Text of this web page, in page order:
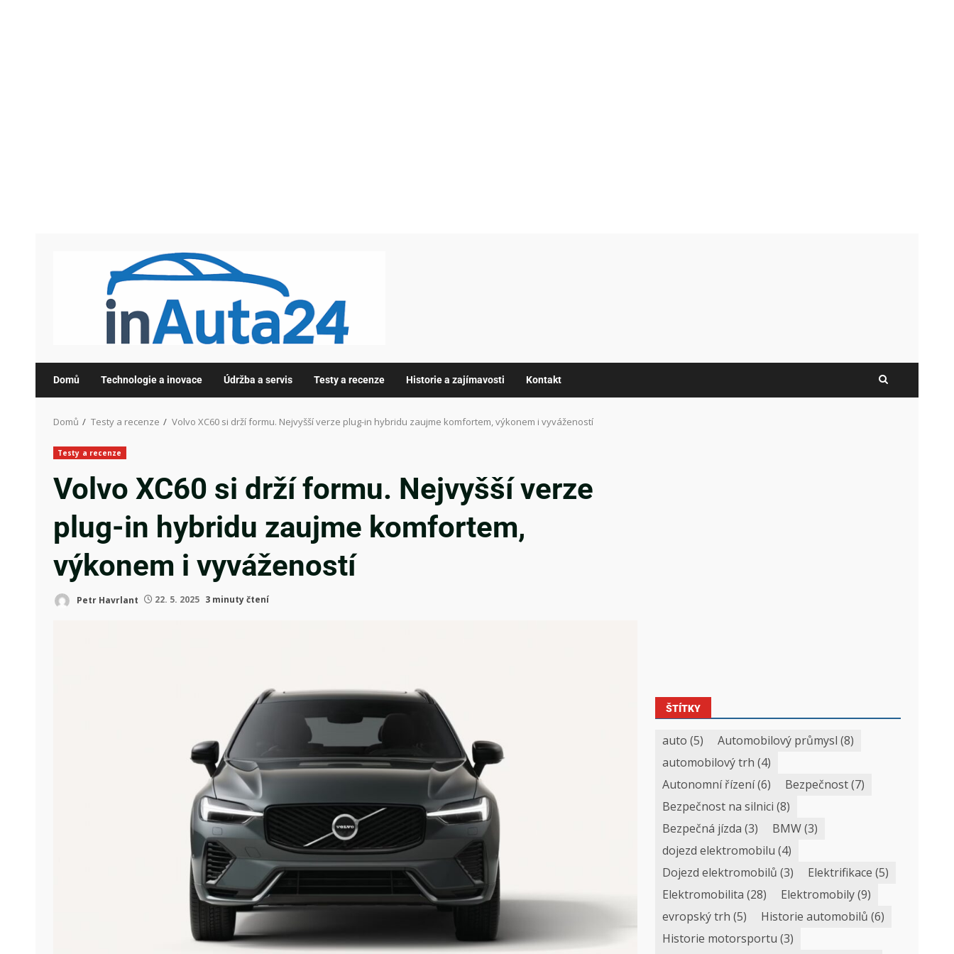
Domů Technologie a inovace Údržba a servis Testy a recenze Historie a zajímavosti Kontakt
Domů Testy a recenze Volvo XC60 si drží formu. Nejvyšší verze plug-in hybridu zaujme komfortem, výkonem i vyvážeností
Testy a recenze
Volvo XC60 si drží formu. Nejvyšší verze
plug-in hybridu zaujme komfortem,
výkonem i vyvážeností
Petr Havrlant 22. 5. 2025 3 minuty čtení
ŠTÍTKY
auto (5) Automobilový průmysl (8)
automobilový trh (4)
Autonomní řízení(6) Bezpečnost(7)
Bezpečnost na silnici (8)
Bezpečná jízda (3) BMW(3)
dojezd elektromobilu (4)
Dojezd elektromobilů (3) Elektrifikace (5)
Elektromobilita (28) Elektromobily(9)
evropský trh (5) Historie automobilů (6)
Historie motorsportu (3)